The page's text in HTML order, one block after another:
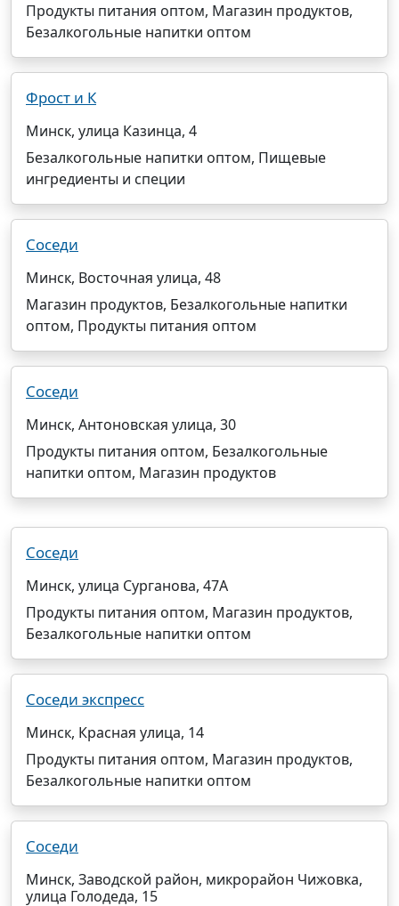
Продукты питания оптом, Магазин продуктов,
Безалкогольные напитки оптом
Фрост и К
Минск, улица Казинца, 4
Безалкогольные напитки оптом, Пищевые
ингредиенты и специи
Соседи
Минск, Восточная улица, 48
Магазин продуктов, Безалкогольные напитки
оптом, Продукты питания оптом
Соседи
Минск, Антоновская улица, 30
Продукты питания оптом, Безалкогольные
напитки оптом, Магазин продуктов
Соседи
Минск, улица Сурганова, 47А
Продукты питания оптом, Магазин продуктов,
Безалкогольные напитки оптом
Соседи экспресс
Минск, Красная улица, 14
Продукты питания оптом, Магазин продуктов,
Безалкогольные напитки оптом
Соседи
Минск, Заводской район, микрорайон Чижовка,
улица Голодеда, 15